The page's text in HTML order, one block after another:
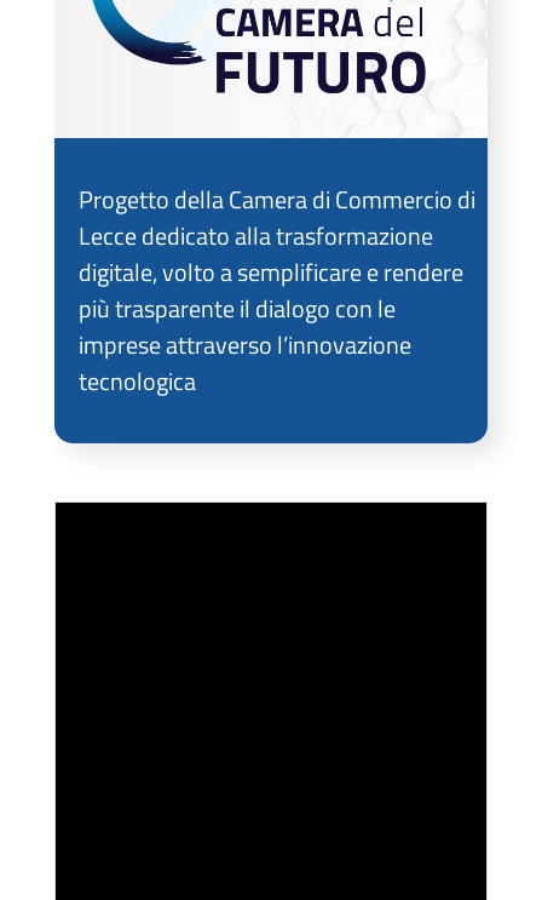
Progetto della Camera di Commercio di
Lecce dedicato alla trasformazione
digitale, volto a semplificare e rendere
più trasparente il dialogo con le
imprese attraverso l’innovazione
tecnologica